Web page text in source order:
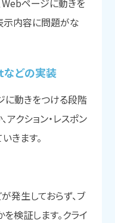
Webページに動きを
示内容に問題がな
どの実装
動きをつける段階
アクション・レスポン
きます。
発生しておらず、ブ
検証します。クライ